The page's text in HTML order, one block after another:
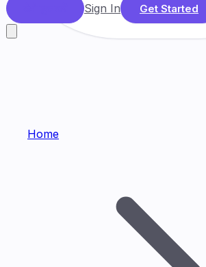
Sign In Get Started
Home